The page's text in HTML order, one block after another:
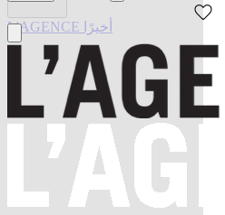
L'AGENCE أخيرًا